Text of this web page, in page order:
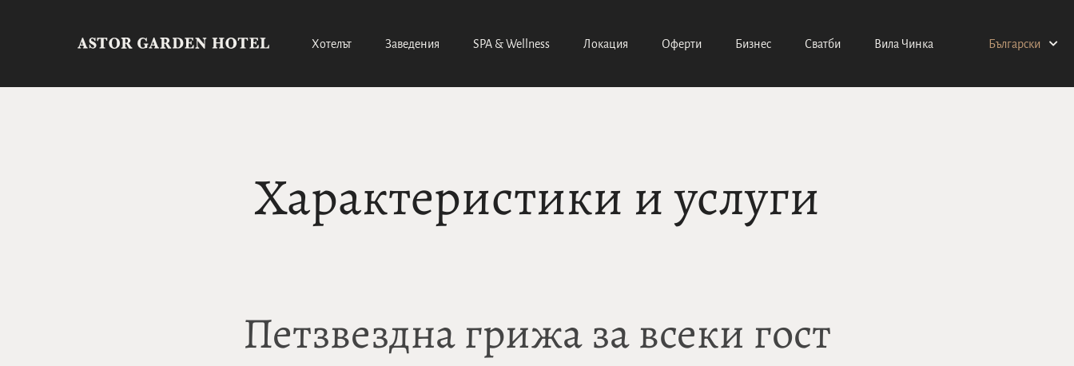
Български
Хотелът Заведения SPA & Wellness Локация Оферти Бизнес Сватби Вила Чинка
Характеристики и услуги
Петзвездна грижа за всеки гост